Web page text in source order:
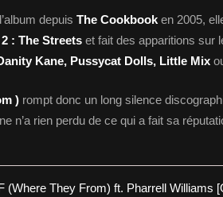
depuis The Cookbook en 2005,
: The Streets et fait des apparitions sur
Kane, Pussycat Dolls, Little Mix
) rompt donc un long silence
n’a rien perdu de ce qui a fait sa